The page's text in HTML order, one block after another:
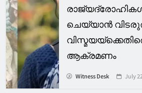
ചെയ്യാൻ
ആക്രമണം
Witness Desk July